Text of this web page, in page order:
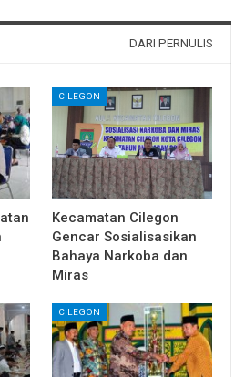
DARI PERNULIS
CILEGON
Kecamatan Cilegon
Gencar Sosialisasikan
Bahaya Narkoba dan
Miras
CILEGON